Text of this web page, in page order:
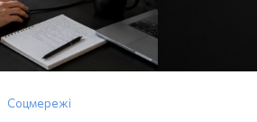
Соцмережі